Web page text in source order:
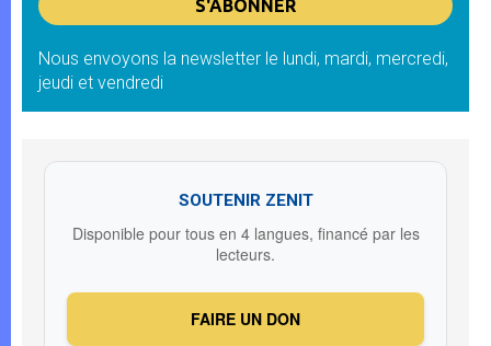
Nous envoyons la newsletter le lundi, mardi, mercredi,
jeudi et vendredi
SOUTENIR ZENIT
Disponible pour tous en 4 langues, financé par les
lecteurs.
FAIRE UN DON